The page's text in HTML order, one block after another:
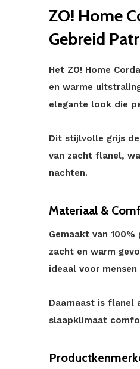
ZO! Home
Gebreid
Het ZO! Home
en warme
elegante look die
Dit stijlvolle grijs
van zacht flanel,
nachten.
Materiaal &
Gemaakt van
zacht en warm
ideaal voor
Daarnaast is flanel
slaapklimaat